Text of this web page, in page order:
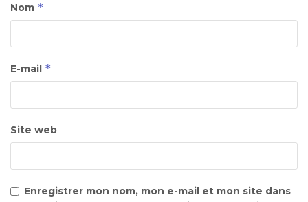
Nom *
E-mail *
Site web
Enregistrer mon nom, mon e-mail et mon site dans